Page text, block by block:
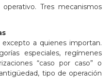
Tres mecanismos
excepto a quienes importan.
especiales, regímenes
“caso por caso” o
tipo de operación